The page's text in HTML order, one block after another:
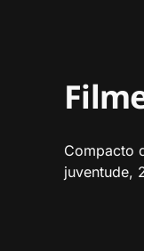
Compacto
juventude,